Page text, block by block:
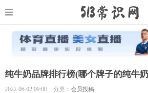
纯牛奶品牌排行榜(哪个牌子的纯牛
2022-06-02 09:00 分类： 会员投稿